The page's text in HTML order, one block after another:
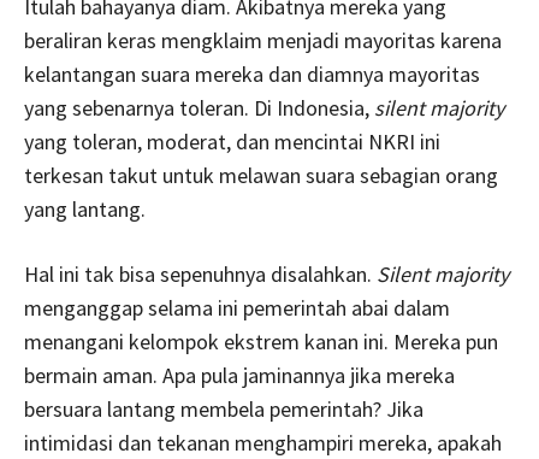
Itulah bahayanya diam. Akibatnya mereka yang
beraliran keras mengklaim menjadi mayoritas karena
kelantangan suara mereka dan diamnya mayoritas
yang sebenarnya toleran. Di Indonesia, silent majority
yang toleran, moderat, dan mencintai NKRI ini
terkesan takut untuk melawan suara sebagian orang
yang lantang.
Hal ini tak bisa sepenuhnya disalahkan. Silent majority
menganggap selama ini pemerintah abai dalam
menangani kelompok ekstrem kanan ini. Mereka pun
bermain aman. Apa pula jaminannya jika mereka
bersuara lantang membela pemerintah? Jika
intimidasi dan tekanan menghampiri mereka, apakah